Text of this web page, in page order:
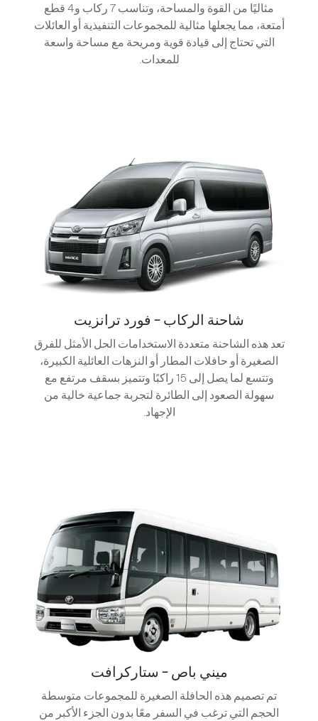
مثاليًا من القوة والمساحة، وتناسب 7 ركاب و4 قطع
أمتعة، مما يجعلها مثالية للمجموعات التنفيذية أو العائلات
التي تحتاج إلى قيادة قوية ومريحة مع مساحة واسعة
للمعدات.
شاحنة الركاب - فورد ترانزيت
تعد هذه الشاحنة متعددة الاستخدامات الحل الأمثل للفرق
الصغيرة أو حافلات المطار أو النزهات العائلية الكبيرة،
وتتسع لما يصل إلى 15 راكبًا وتتميز بسقف مرتفع مع
سهولة الصعود إلى الطائرة لتجربة جماعية خالية من
الإجهاد.
ميني باص - ستاركرافت
تم تصميم هذه الحافلة الصغيرة للمجموعات متوسطة
الحجم التي ترغب في السفر معًا بدون الجزء الأكبر من